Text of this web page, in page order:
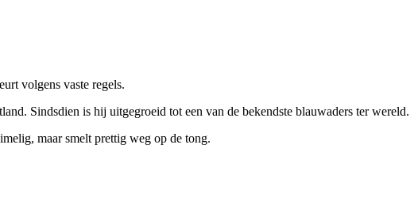
volgens vaste regels.
Sindsdien is hij uitgegroeid tot een van de bekendste blauwaders ter wereld.
maar smelt prettig weg op de tong.